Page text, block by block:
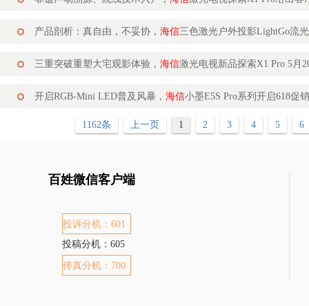
产品剖析：真自由，不妥协， 海信三色激光户外投影LightGo流
三重突破重塑大宅观影体验， 海信激光电视新品探索X1 Pro 5月
开启RGB-Mini LED普及风暴， 海信小墨E5S Pro系列开启618促销
1162条 上一页 1 2 3 4 5 6
百姓微信客户端
投诉分机：601
投稿分机：605
传真分机：700